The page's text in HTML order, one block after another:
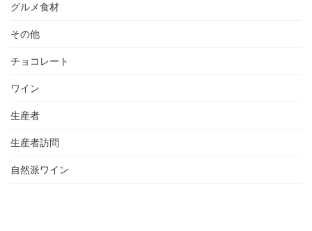
グルメ食材
その他
チョコレート
ワイン
生産者
生産者訪問
自然派ワイン